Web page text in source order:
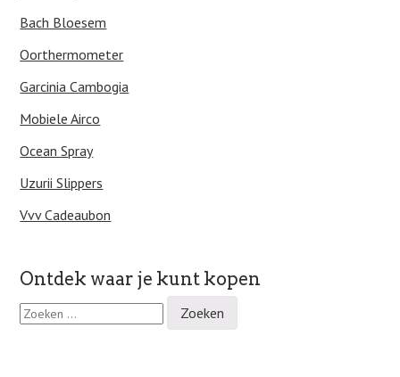
Bach Bloesem
Oorthermometer
Garcinia Cambogia
Mobiele Airco
Ocean Spray
Uzurii Slippers
Vvv Cadeaubon
Ontdek waar je kunt kopen
Z
o